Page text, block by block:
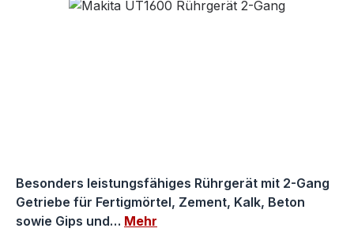
Bildergalerie überspringen
Besonders leistungsfähiges Rührgerät mit 2-Gang
Getriebe für Fertigmörtel, Zement, Kalk, Beton
sowie Gips und… Mehr